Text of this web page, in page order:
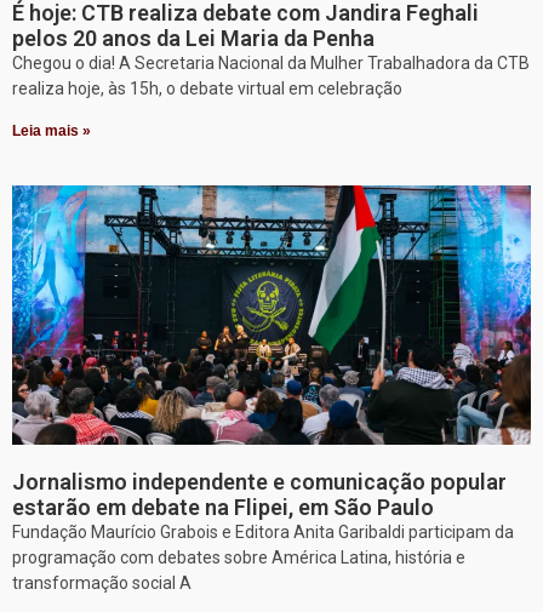
É hoje: CTB realiza debate com Jandira Feghali
pelos 20 anos da Lei Maria da Penha
Chegou o dia! A Secretaria Nacional da Mulher Trabalhadora da CTB
realiza hoje, às 15h, o debate virtual em celebração
Leia mais »
Jornalismo independente e comunicação popular
estarão em debate na Flipei, em São Paulo
Fundação Maurício Grabois e Editora Anita Garibaldi participam da
programação com debates sobre América Latina, história e
transformação social A